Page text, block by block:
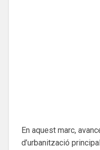
En aquest marc,
d’urbanització